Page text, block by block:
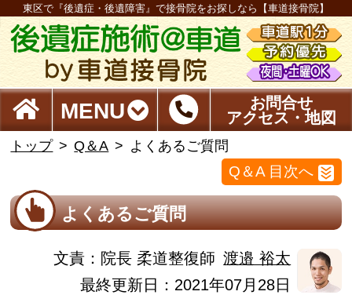
東区で『後遺症・後遺障害』で接骨院をお探しなら【車道接骨院】
MENU
お問合せ
アクセス・地図
トップ Q＆A よくあるご質問
Q＆A 目次へ
よくあるご質問
文責： 院長 柔道整復師 渡邉 裕太
最終更新日：2021年07月28日